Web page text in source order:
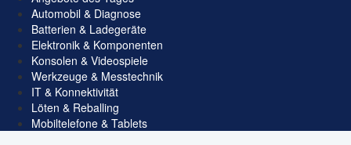
Automobil & Diagnose
Batterien & Ladegeräte
Elektronik & Komponenten
Konsolen & Videospiele
Werkzeuge & Messtechnik
IT & Konnektivität
Löten & Reballing
Mobiltelefone & Tablets